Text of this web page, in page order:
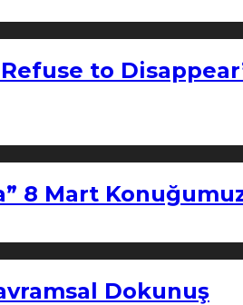
to
8 Mart
Dokunuş